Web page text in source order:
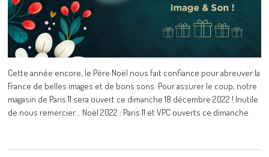
Cette année encore, le Père Noël nous fait confiance pour abreuver la
France de belles images et de bons sons. Pour assurer le coup, notre
magasin de Paris 11 sera ouvert ce dimanche 18 décembre 2022 ! Inutile
de nous remercier... Noël 2022 : Paris 11 et VPC ouverts ce dimanche